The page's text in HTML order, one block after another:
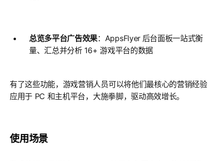
总览多平台广告效果：AppsFlyer 后台面板一站式衡
量、汇总并分析 16+ 游戏平台的数据
有了这些功能，游戏营销人员可以将他们最核心的营销经验
应用于 PC 和主机平台，大施拳脚，驱动高效增长。
使用场景